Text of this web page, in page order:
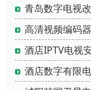
青岛数字电视
高清视频编码器
酒店IPTV电视
酒店数字有限